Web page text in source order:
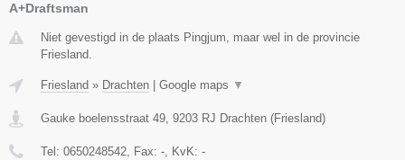
A+Draftsman
Niet gevestigd in de plaats Pingjum, maar wel in de provincie
Friesland.
Friesland » Drachten Google maps ▼
Gauke boelensstraat 49, 9203 RJ Drachten (Friesland)
Tel: 0650248542, Fax: -, KvK: -